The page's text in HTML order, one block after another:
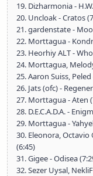
19. Dizharmonia -
20. Uncloak - Cratos
21. gardenstate -
22. Morttagua -
23. Heorhiy ALT -
24. Morttagua,
25. Aaron Suiss,
26. Jats (ofc) -
27. Morttagua - Aten
28. D.E.C.A.D.A. -
29. Morttagua -
30. Eleonora, Octavio
(6:45)
31. Gigee - Odisea
32. Sezer Uysal,